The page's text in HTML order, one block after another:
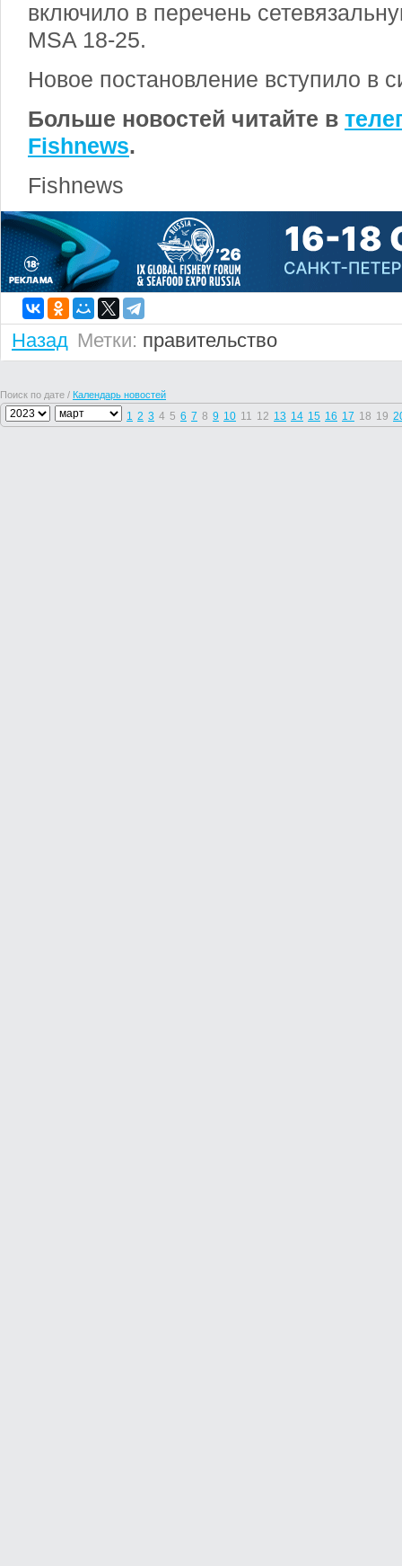
включило в перечень
MSA 18-25.
Новое постановление вступило в
Больше новостей читайте в
Fishnews.
Fishnews
Назад Метки: правительство
Поиск по дате / Календарь новостей
1 2 3 4 5 6 7 8 9 10 11 12 13 14 15 16 17 18 19